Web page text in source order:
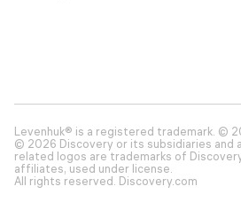
Levenhuk® is a registered trademark. ©
© 2026 Discovery or its subsidiaries and
related logos are trademarks of
affiliates, used under license.
All rights reserved. Discovery.com